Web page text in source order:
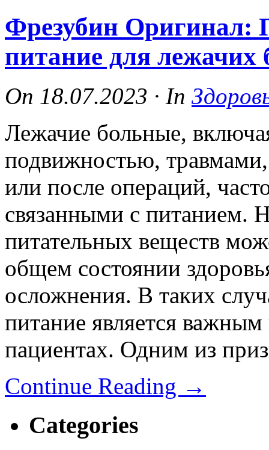
Фрезубин Оригинал:
питание для лежачих
On 18.07.2023 · In
Лежачие больные,
подвижностью,
или после операций,
связанными с питанием.
питательных веществ
общем состоянии
осложнения. В таких
питание является
пациентах. Одним из
Continue Reading →
Categories